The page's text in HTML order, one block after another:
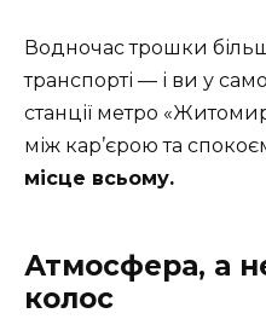
Водночас трошки
транспорті — і ви у
станції метро
між кар’єрою та
місце всьому.
Атмосфера, а
колос